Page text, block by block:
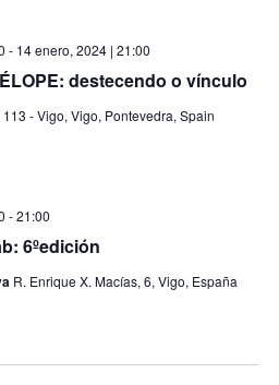
destecendo o vínculo
- 14 enero, 2024 | 21:00
113 - Vigo, Vigo, Pontevedra, Spain
6ºedición
-21:00
R. Enrique X. Macías, 6, Vigo, España